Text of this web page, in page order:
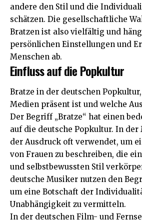
andere den Stil und die
schätzen. Die gesellschaftliche
Bratzen ist also vielfältig und
persönlichen Einstellungen und
Menschen ab.
Einfluss auf die Popkultur
Bratze in der deutschen
Medien präsent ist und welche
Der Begriff „Bratze“ hat einen
auf die deutsche Popkultur. In
der Ausdruck oft verwendet, um
von Frauen zu beschreiben, die
und selbstbewussten Stil
deutsche Musiker nutzen den
um eine Botschaft der
Unabhängigkeit zu vermitteln.
In der deutschen Film- und